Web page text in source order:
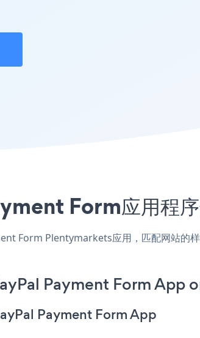
Form应用程
Form Plentymarkets应用，匹配网站的
Payment Form App
Payment Form App